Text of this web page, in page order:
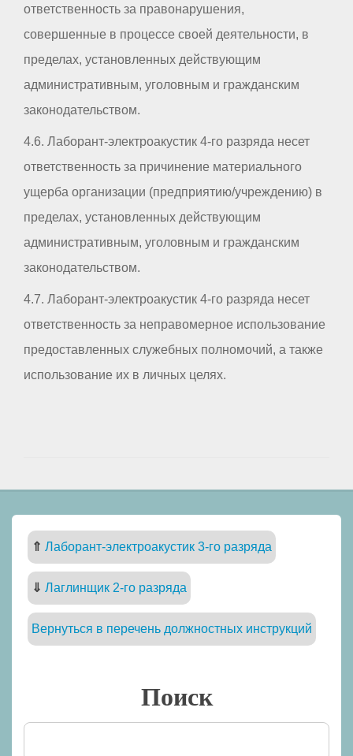
ответственность за правонарушения,
совершенные в процессе своей деятельности, в
пределах, установленных действующим
административным, уголовным и гражданским
законодательством.
4.6. Лаборант-электроакустик 4-го разряда несет
ответственность за причинение материального
ущерба организации (предприятию/учреждению) в
пределах, установленных действующим
административным, уголовным и гражданским
законодательством.
4.7. Лаборант-электроакустик 4-го разряда несет
ответственность за неправомерное использование
предоставленных служебных полномочий, а также
использование их в личных целях.
⇑ Лаборант-электроакустик 3-го разряда
⇓ Лаглинщик 2-го разряда
Вернуться в перечень должностных инструкций
Поиск